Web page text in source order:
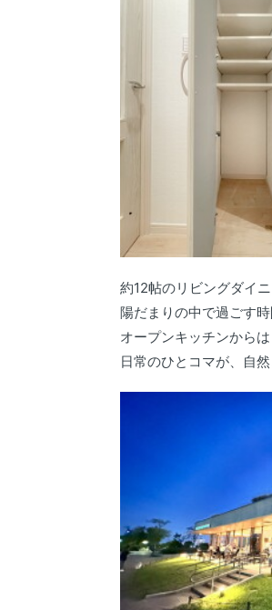
約12帖のリビングダイ
陽だまりの中で過ごす
オープンキッチンから
日常のひとコマが、自